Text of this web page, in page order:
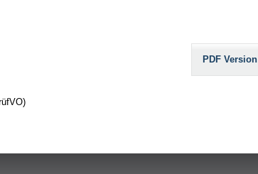
PDF Version